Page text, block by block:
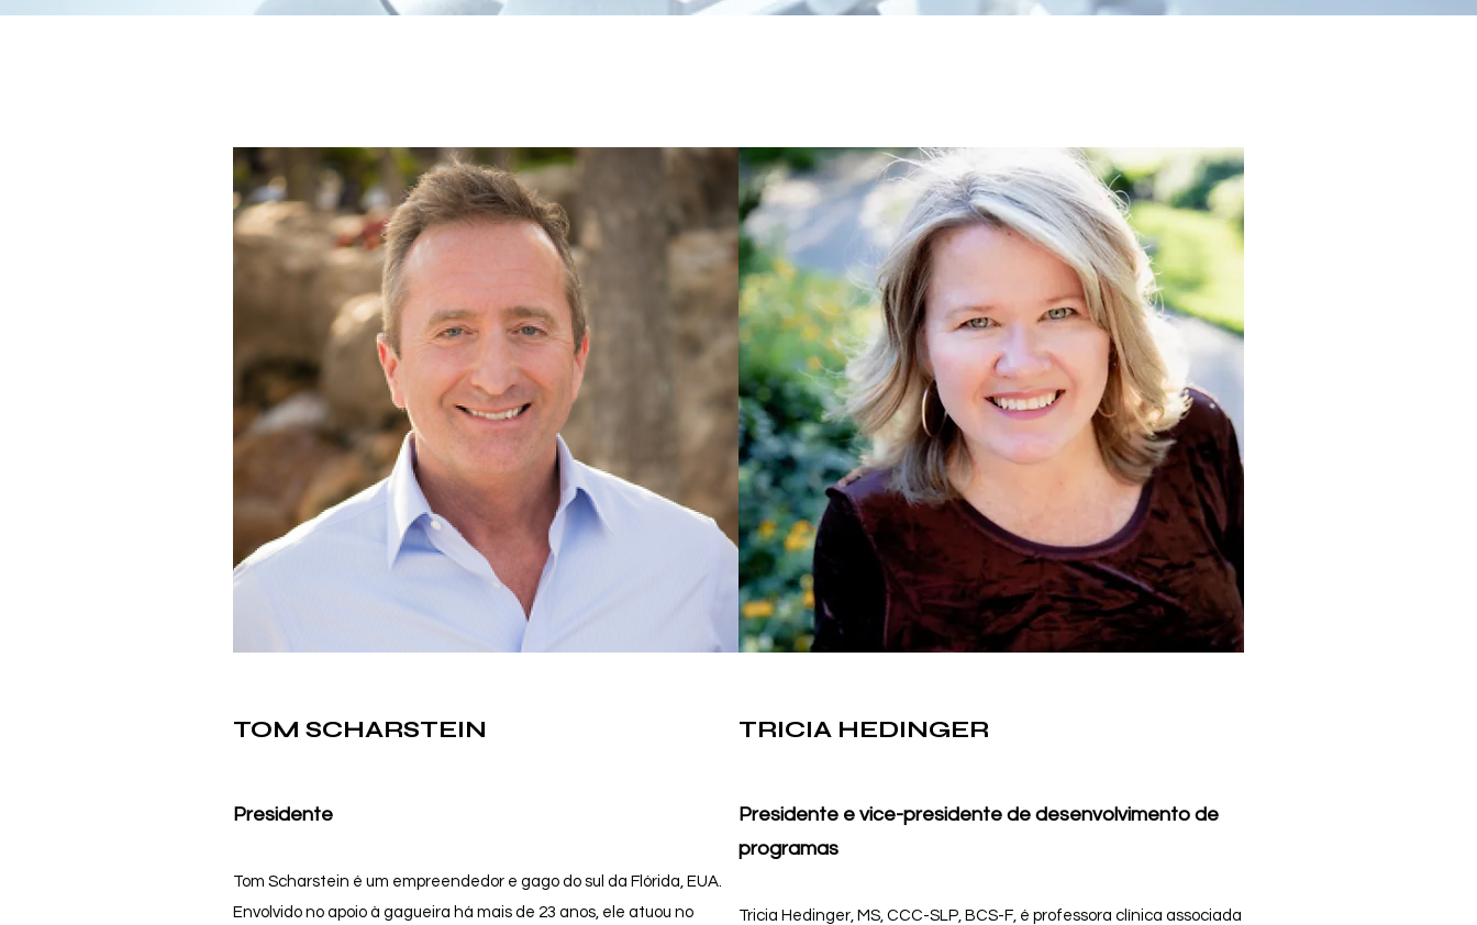
TOM SCHARSTEIN
Presidente
Tom Scharstein é um empreendedor e gago do sul da Flórida, EUA.
Envolvido no apoio à gagueira há mais de 23 anos, ele atuou no
TRICIA HEDINGER
Presidente e vice-presidente de desenvolvimento de
programas
Tricia Hedinger, MS, CCC-SLP, BCS-F, é professora clínica associada